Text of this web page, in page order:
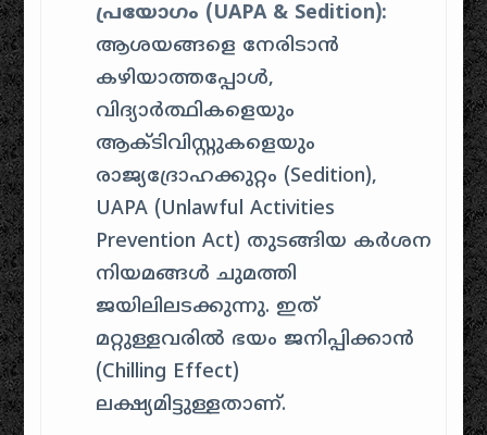
പ്രയോഗം (UAPA & Sedition):
ആശയങ്ങളെ നേരിടാൻ
കഴിയാത്തപ്പോൾ,
വിദ്യാർത്ഥികളെയും
ആക്ടിവിസ്റ്റുകളെയും
രാജ്യദ്രോഹക്കുറ്റം (Sedition),
UAPA (Unlawful Activities
Prevention Act) തുടങ്ങിയ കർശന
നിയമങ്ങൾ ചുമത്തി
ജയിലിലടക്കുന്നു. ഇത്
മറ്റുള്ളവരിൽ ഭയം ജനിപ്പിക്കാൻ
(Chilling Effect)
ലക്ഷ്യമിട്ടുള്ളതാണ്.